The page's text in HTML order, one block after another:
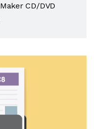
CD/DVD